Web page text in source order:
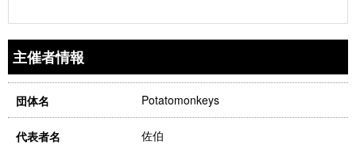
主催者情報
団体名 Potatomonkeys
代表者名 佐伯